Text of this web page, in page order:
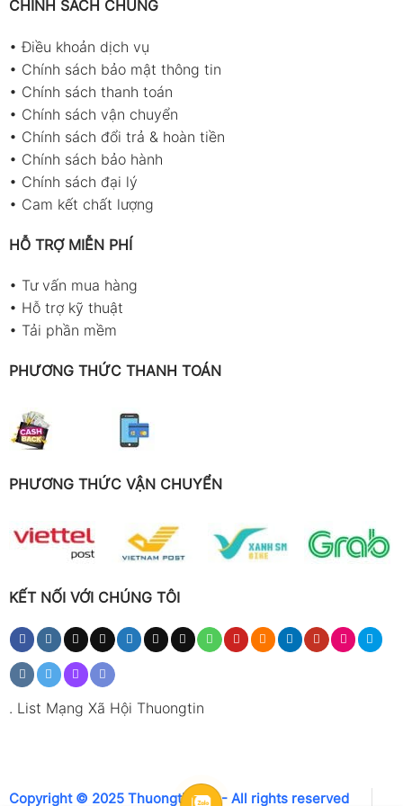
trung tâm đào tạo barista
Thông số kỹ thuật
Thông số
Model
pH)
Mã sản phẩm
(Cat.No.)
Độ phân giải
(Resolution)
Độ chính xác
(Accuracy)
Brix: ±0.10%
TDS: ±0.15%
Bộ sản phẩm (Set
Contents)
Dung dịch chuẩn pH4.01 /
pH6.86 / pH9.18
Ứng dụng sản phẩm
Đo TDS cho espresso và cà phê pha tay
Kiểm tra độ pH của nước pha cà phê
Kiểm soát chất lượng đồ uống trong quán
cà phê
Phát triển công thức rang xay mới
Ổn định hương vị cà phê giữa các mẻ pha
CHÍNH SÁCH CHUNG
•Điều khoản dịch vụ
• Chính sách bảo mật thông tin
• Chính sách thanh toán
• Chính sách vận chuyển
• Chính sách đổi trả & hoàn tiền
• Chính sách bảo hành
• Chính sách đại lý
• Cam kết chất lượng
HỖ TRỢ MIỄN PHÍ
• Tư vấn mua hàng
• Hỗ trợ kỹ thuật
• Tải phần mềm
PHƯƠNG THỨC THANH TOÁN
PHƯƠNG THỨC VẬN CHUYỂN
KẾT NỐI VỚI CHÚNG TÔI
. List Mạng Xã Hội Thuongtin
Copyright © 2025 Thuongtin.net - All rights reserved